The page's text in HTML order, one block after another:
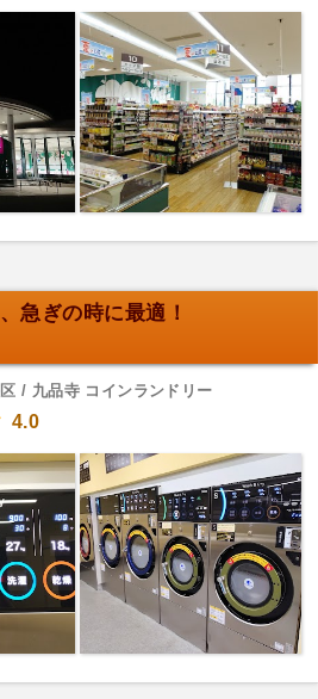
急ぎの時に最適！
/ 九品寺 コインランドリー
4.0